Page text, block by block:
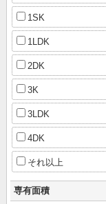
1SK
1LDK
2DK
3K
3LDK
4DK
それ以上
専有面積